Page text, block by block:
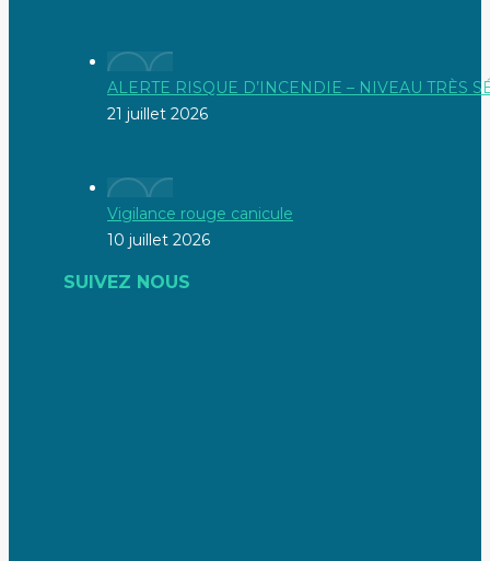
ALERTE RISQUE D’INCENDIE – NIVEAU TRÈS
21 juillet 2026
Vigilance rouge canicule
10 juillet 2026
SUIVEZ NOUS